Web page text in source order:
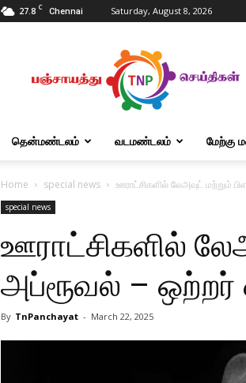
27.8 C Chennai Saturday, August 8, 2026
Tnpanchayat
தென்மண்டலம் வடமண்டலம் மேற்கு
Home special news ஊராட்சிகளில் லேஅவுட் மற்றும்
special news
ஊராட்சிகளில்
அப்ரூவல் –
By TnPanchayat - March 22, 2025